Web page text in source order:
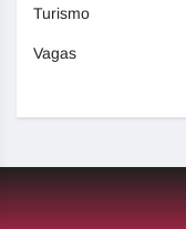
Turismo
Vagas